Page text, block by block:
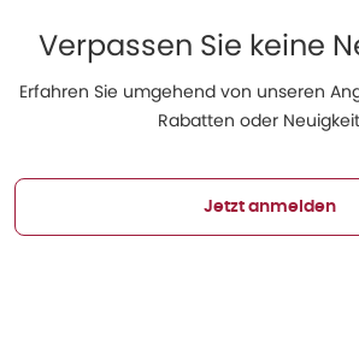
Verpassen Sie keine
Erfahren Sie umgehend von unseren
Rabatten oder
Jetzt anmelden